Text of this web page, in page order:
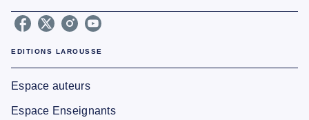
EDITIONS LAROUSSE
Espace auteurs
Espace Enseignants